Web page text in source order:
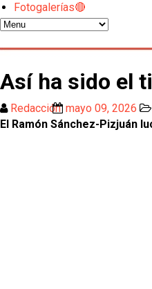
Fotogalerías🔴
Así ha sido el
Redacción mayo 09, 2026
El Ramón Sánchez-Pizjuán